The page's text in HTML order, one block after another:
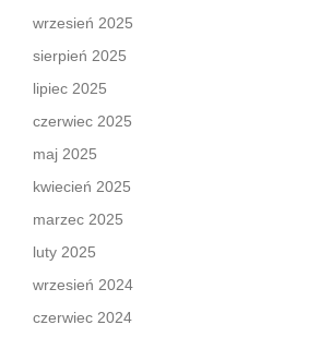
wrzesień 2025
sierpień 2025
lipiec 2025
czerwiec 2025
maj 2025
kwiecień 2025
marzec 2025
luty 2025
wrzesień 2024
czerwiec 2024